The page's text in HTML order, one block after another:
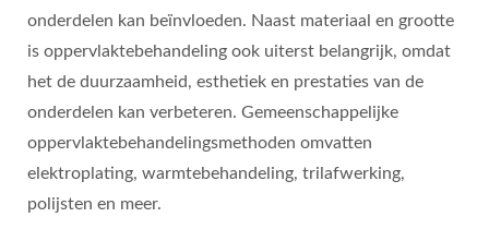
onderdelen kan beïnvloeden. Naast materiaal en grootte
is oppervlaktebehandeling ook uiterst belangrijk, omdat
het de duurzaamheid, esthetiek en prestaties van de
onderdelen kan verbeteren. Gemeenschappelijke
oppervlaktebehandelingsmethoden omvatten
elektroplating, warmtebehandeling, trilafwerking,
polijsten en meer.